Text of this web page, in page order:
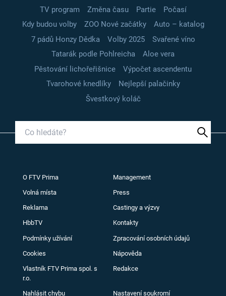
TV program
Změna času Partie
Počasí
Kdy budou volby
ZOO Nové začátky
Auto – katalog
7 pádů Honzy Dědka
Volby 2025
Svařené víno
Tatarák podle Pohlreicha
Aloe vera
Pěstování lichořeřišnice
Výpočet ascendentu
Tvarohové knedlíky
Nejlepší palačinky
Švestkový koláč
O FTV Prima Management
Volná místa Press
Reklama Castingy a výzvy
HbbTV Kontakty
Podmínky užívání Zpracování osobních údajů
Cookies Nápověda
Vlastník FTV Prima spol. s
r.o.
Redakce
Nahlásit chybu Nastavení soukromí